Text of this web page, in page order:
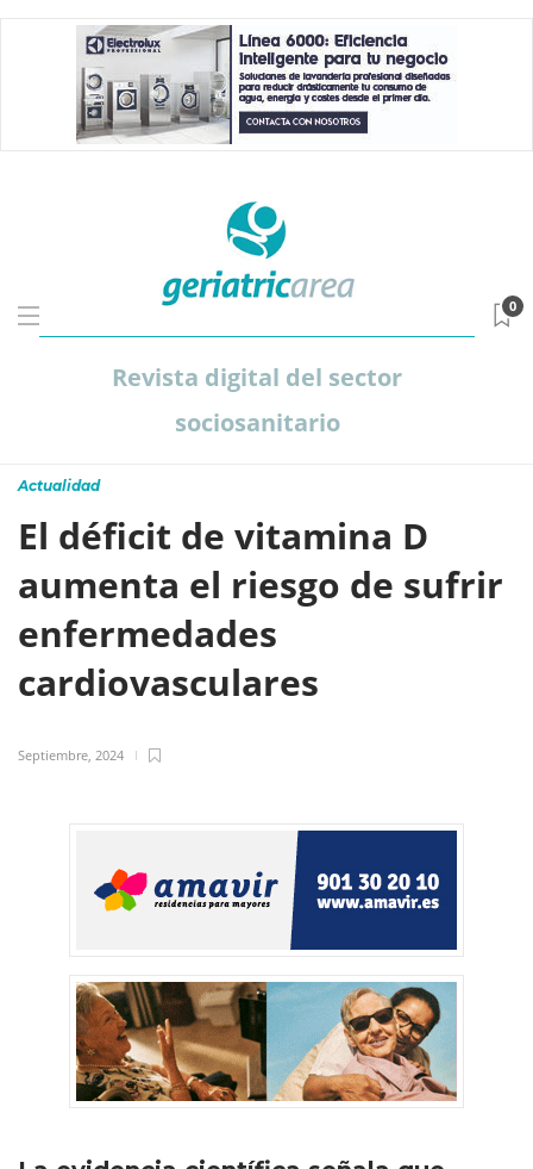
Revista digital del sector
sociosanitario
0
Actualidad
El déficit de vitamina D
aumenta el riesgo de sufrir
enfermedades
cardiovasculares
Septiembre, 2024